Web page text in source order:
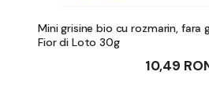
Mini grisine bio cu rozmarin, fara
Fior di Loto 30g
10,49